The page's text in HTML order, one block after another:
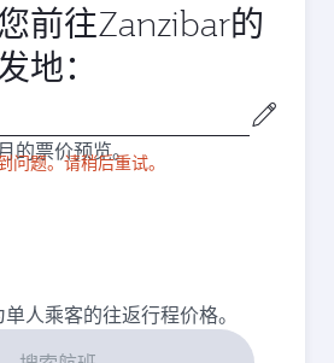
前往Zanzibar的
地：
问题。请稍后重试。
的票价预览。
人乘客的往返行程价格。